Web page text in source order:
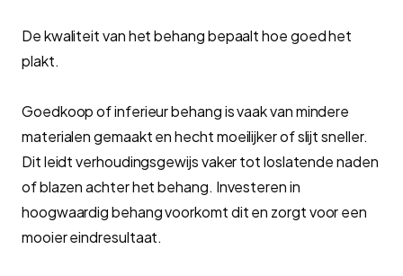
De kwaliteit van het behang bepaalt hoe goed het
plakt.
Goedkoop of inferieur behang is vaak van mindere
materialen gemaakt en hecht moeilijker of slijt sneller.
Dit leidt verhoudingsgewijs vaker tot loslatende naden
of blazen achter het behang. Investeren in
hoogwaardig behang voorkomt dit en zorgt voor een
mooier eindresultaat.